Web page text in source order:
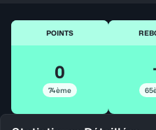
POINTS
0
74ème